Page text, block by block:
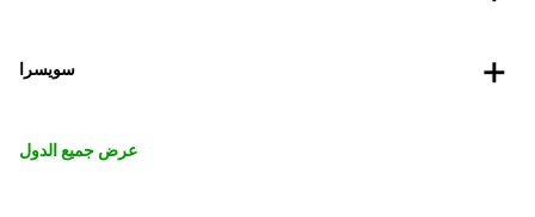
سويسرا
عرض جميع الدول